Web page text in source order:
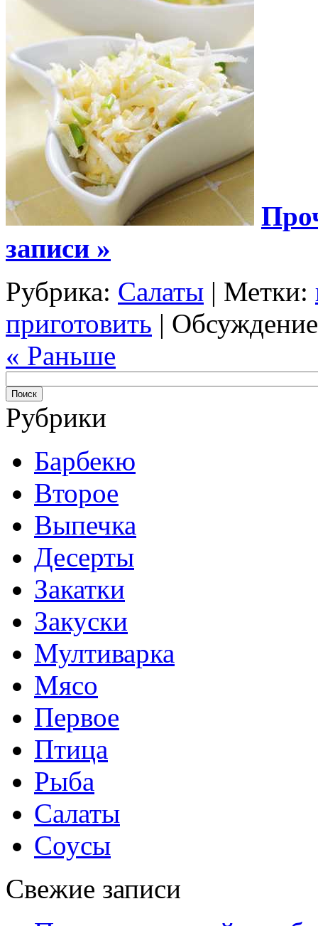
записи »
Рубрика: Салаты | Метки:
приготовить |
« Раньше
Рубрики
Барбекю
Второе
Выпечка
Десерты
Закатки
Закуски
Мултиварка
Мясо
Первое
Птица
Рыба
Салаты
Соусы
Свежие записи